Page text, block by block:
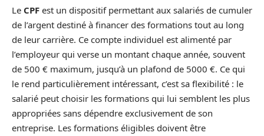
Le CPF est un dispositif permettant aux salariés de cumuler
de l’argent destiné à financer des formations tout au long
de leur carrière. Ce compte individuel est alimenté par
l’employeur qui verse un montant chaque année, souvent
de 500 € maximum, jusqu’à un plafond de 5000 €. Ce qui
le rend particulièrement intéressant, c’est sa flexibilité : le
salarié peut choisir les formations qui lui semblent les plus
appropriées sans dépendre exclusivement de son
entreprise. Les formations éligibles doivent être